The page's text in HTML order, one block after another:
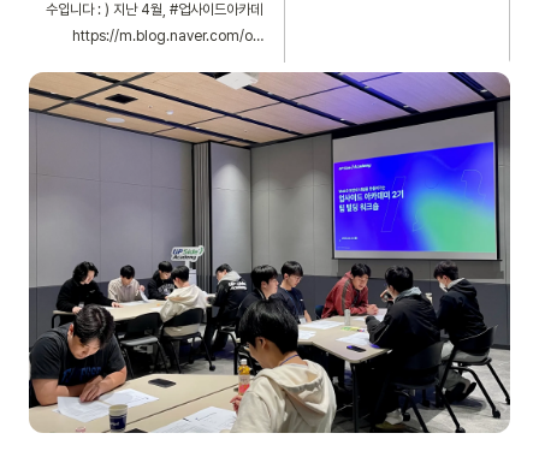
수입니다 : ) 지난 4월, #업사이드아카데
미 팀 강점코칭을 진행했...
https://m.blog.naver.com/ohnldo/223873167915